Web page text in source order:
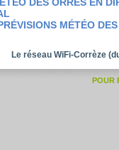
DES ORRES EN
MÉTÉO
Le réseau WiFi-Corrèze
POUR